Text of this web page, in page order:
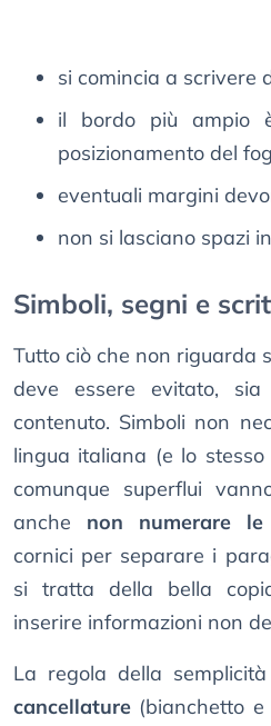
si comincia a scrivere
il bordo più ampio
posizionamento del
eventuali margini
non si lasciano spazi
Simboli, segni e
Tutto ciò che non riguarda
deve essere evitato,
contenuto. Simboli non
lingua italiana (e lo
comunque superflui
anche non numerare le
cornici per separare i
si tratta della bella
inserire informazioni non
La regola della
cancellature (bianchetto e